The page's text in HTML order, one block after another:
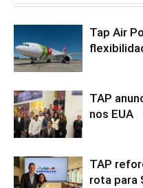
Tap Air
TAP
nos EUA
TAP
rota para